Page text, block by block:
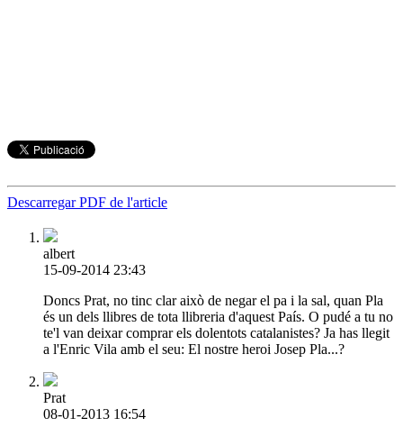
Descarregar PDF de l'article
albert
15-09-2014 23:43
Doncs Prat, no tinc clar això de negar el pa i la sal, quan Pla
és un dels llibres de tota llibreria d'aquest País. O pudé a tu no
te'l van deixar comprar els dolentots catalanistes? Ja has llegit
a l'Enric Vila amb el seu: El nostre heroi Josep Pla...?
Prat
08-01-2013 16:54